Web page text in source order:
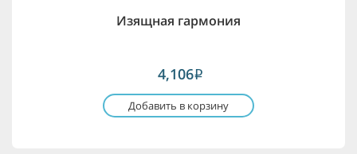
Изящная гармония
4,106i
Добавить в корзину